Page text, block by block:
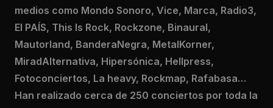
medios como Mondo Sonoro, Vice, Marca, Radio3,
El PAÍS, This Is Rock, Rockzone, Binaural,
Mautorland, BanderaNegra, MetalKorner,
MiradAlternativa, Hipersónica, Hellpress,
Fotoconciertos, La heavy, Rockmap, Rafabasa…
Han realizado cerca de 250 conciertos por toda la